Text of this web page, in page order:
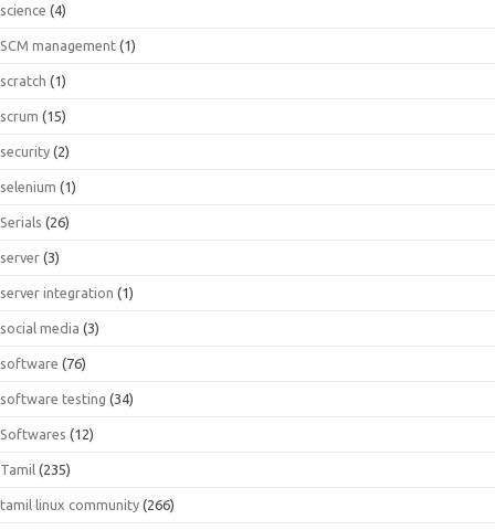
science (4)
SCM management (1)
scratch (1)
scrum (15)
security (2)
selenium (1)
Serials (26)
server (3)
server integration (1)
social media (3)
software (76)
software testing (34)
Softwares (12)
Tamil (235)
tamil linux community (266)